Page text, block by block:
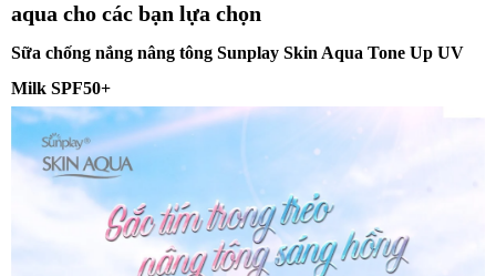
aqua cho các bạn lựa chọn
Sữa chống nắng nâng tông Sunplay Skin Aqua Tone Up UV
Milk SPF50+